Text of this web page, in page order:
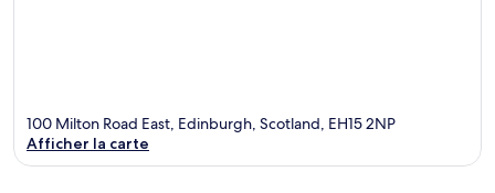
100 Milton Road East, Edinburgh, Scotland, EH15 2NP
Afficher la carte